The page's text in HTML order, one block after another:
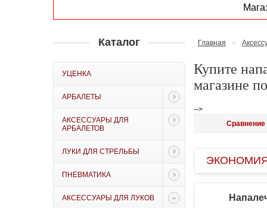
Каталог
УЦЕНКА
АРБАЛЕТЫ
АКСЕССУАРЫ ДЛЯ
АРБАЛЕТОВ
ЛУКИ ДЛЯ СТРЕЛЬБЫ
ПНЕВМАТИКА
АКСЕССУАРЫ ДЛЯ ЛУКОВ
Главная »
Купите
магазине
-->
Сравнение
ЭКОНОМИЯ